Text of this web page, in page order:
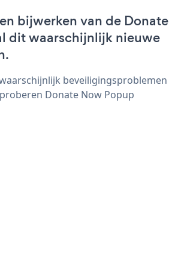
bijwerken van de Donate
dit waarschijnlijk nieuwe
beveiligingsproblemen
Donate Now Popup